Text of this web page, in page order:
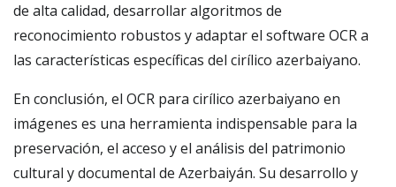
de alta calidad, desarrollar algoritmos de
reconocimiento robustos y adaptar el software OCR a
las características específicas del cirílico azerbaiyano.
En conclusión, el OCR para cirílico azerbaiyano en
imágenes es una herramienta indispensable para la
preservación, el acceso y el análisis del patrimonio
cultural y documental de Azerbaiyán. Su desarrollo y